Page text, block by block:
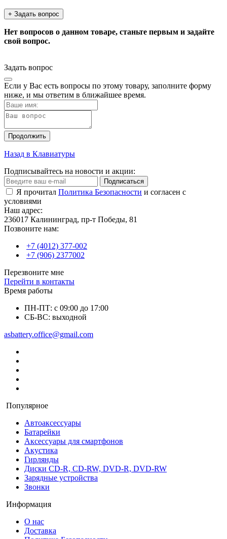
+ Задать вопрос
Нет вопросов о данном товаре, станьте первым и задайте
свой вопрос.
Задать вопрос
Если у Вас есть вопросы по этому товару, заполните форму
ниже, и мы ответим в ближайшее время.
Продолжить
Назад в Клавиатуры
Подписывайтесь на новости и акции:
Подписаться
Я прочитал Политика Безопасности и согласен с
условиями
Наш адрес:
236017 Калининград,​ пр-т Победы, 81
Позвоните нам:
+7 (4012) 377-002
+7 (906) 2377002
Перезвоните мне
Перейти в контакты
Время работы
ПН-ПТ: с 09:00 до 17:00
СБ-ВС: выходной
asbattery.office@gmail.com
Популярное
Автоаксессуары
Батарейки
Аксессуары для смартфонов
Акустика
Гирлянды
Диски CD-R, CD-RW, DVD-R, DVD-RW
Зарядные устройства
Звонки
Информация
О нас
Доставка